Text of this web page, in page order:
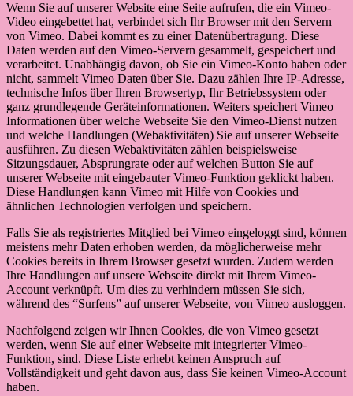
Wenn Sie auf unserer Website eine Seite aufrufen, die ein Vimeo-
Video eingebettet hat, verbindet sich Ihr Browser mit den Servern
von Vimeo. Dabei kommt es zu einer Datenübertragung. Diese
Daten werden auf den Vimeo-Servern gesammelt, gespeichert und
verarbeitet. Unabhängig davon, ob Sie ein Vimeo-Konto haben oder
nicht, sammelt Vimeo Daten über Sie. Dazu zählen Ihre IP-Adresse,
technische Infos über Ihren Browsertyp, Ihr Betriebssystem oder
ganz grundlegende Geräteinformationen. Weiters speichert Vimeo
Informationen über welche Webseite Sie den Vimeo-Dienst nutzen
und welche Handlungen (Webaktivitäten) Sie auf unserer Webseite
ausführen. Zu diesen Webaktivitäten zählen beispielsweise
Sitzungsdauer, Absprungrate oder auf welchen Button Sie auf
unserer Webseite mit eingebauter Vimeo-Funktion geklickt haben.
Diese Handlungen kann Vimeo mit Hilfe von Cookies und
ähnlichen Technologien verfolgen und speichern.
Falls Sie als registriertes Mitglied bei Vimeo eingeloggt sind, können
meistens mehr Daten erhoben werden, da möglicherweise mehr
Cookies bereits in Ihrem Browser gesetzt wurden. Zudem werden
Ihre Handlungen auf unsere Webseite direkt mit Ihrem Vimeo-
Account verknüpft. Um dies zu verhindern müssen Sie sich,
während des “Surfens” auf unserer Webseite, von Vimeo ausloggen.
Nachfolgend zeigen wir Ihnen Cookies, die von Vimeo gesetzt
werden, wenn Sie auf einer Webseite mit integrierter Vimeo-
Funktion, sind. Diese Liste erhebt keinen Anspruch auf
Vollständigkeit und geht davon aus, dass Sie keinen Vimeo-Account
haben.